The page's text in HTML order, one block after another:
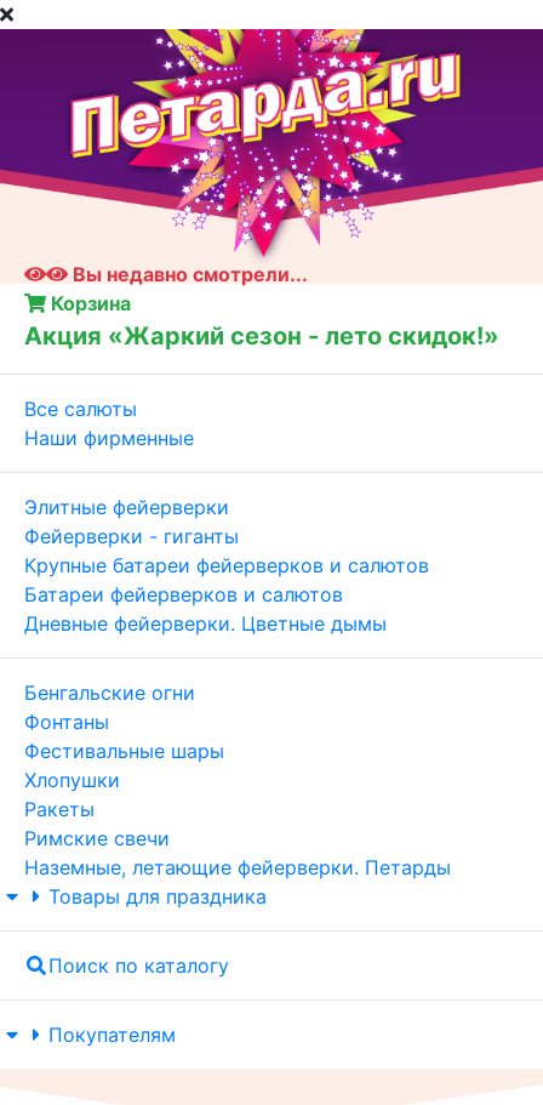
Вы недавно смотрели...
Корзина
Акция «Жаркий сезон - лето скидок!»
Все салюты
Наши фирменные
Элитные фейерверки
Фейерверки - гиганты
Крупные батареи фейерверков и салютов
Батареи фейерверков и салютов
Дневные фейерверки. Цветные дымы
Бенгальские огни
Фонтаны
Фестивальные шары
Хлопушки
Ракеты
Римские свечи
Наземные, летающие фейерверки. Петарды
Товары для праздника
Поиск по каталогу
Покупателям